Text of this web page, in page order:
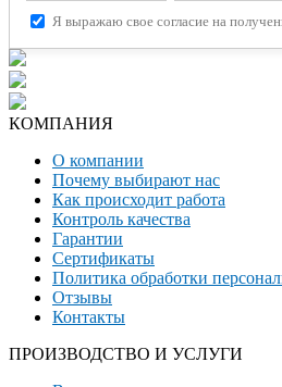
Я выражаю свое согласие на
КОМПАНИЯ
О компании
Почему выбирают нас
Как происходит работа
Контроль качества
Гарантии
Сертификаты
Политика обработки
Отзывы
Контакты
ПРОИЗВОДСТВО И УСЛУГИ